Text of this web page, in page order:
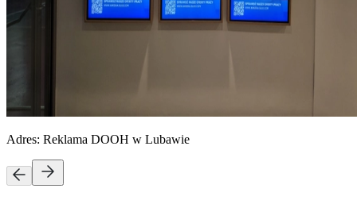
Adres: Reklama DOOH w Lubawie